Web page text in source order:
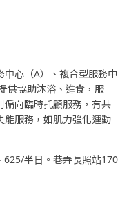
心（A）、複合型服務中
供協助沐浴、進食，服
偏向臨時托顧服務，有共
能服務，如肌力強化運動
半日。巷弄長照站170